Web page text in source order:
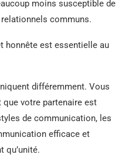
moins susceptible de
communs.
honnête est essentielle au
différemment. Vous
que votre partenaire est
de communication, les
efficace et
qu’unité.